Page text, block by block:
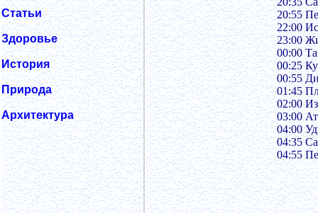
Статьи
Здоровье
История
Природа
Архитектура
20:55
22:00
23:00
00:00
00:25
00:55
01:45
02:00
03:00
04:00
04:35
04:55